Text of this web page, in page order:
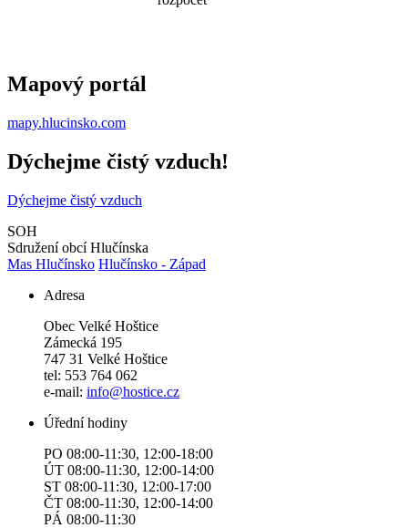
Mapový portál
mapy.hlucinsko.com
Dýchejme čistý vzduch!
Dýchejme čistý vzduch
SOH
Sdružení obcí Hlučínska
Mas Hlučínsko Hlučínsko - Západ
Adresa
Obec Velké Hoštice
Zámecká 195
747 31 Velké Hoštice
tel: 553 764 062
e-mail: info@hostice.cz
Úřední hodiny
PO 08:00-11:30, 12:00-18:00
ÚT 08:00-11:30, 12:00-14:00
ST 08:00-11:30, 12:00-17:00
ČT 08:00-11:30, 12:00-14:00
​​​​PÁ 08:00-11:30